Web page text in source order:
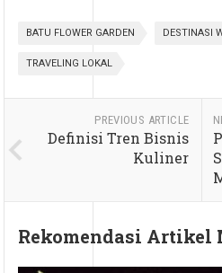
BATU FLOWER GARDEN DESTINASI
TRAVELING LOKAL
PREVIOUS ARTICLE
Definisi Tren Bisnis
Kuliner
Rekomendasi